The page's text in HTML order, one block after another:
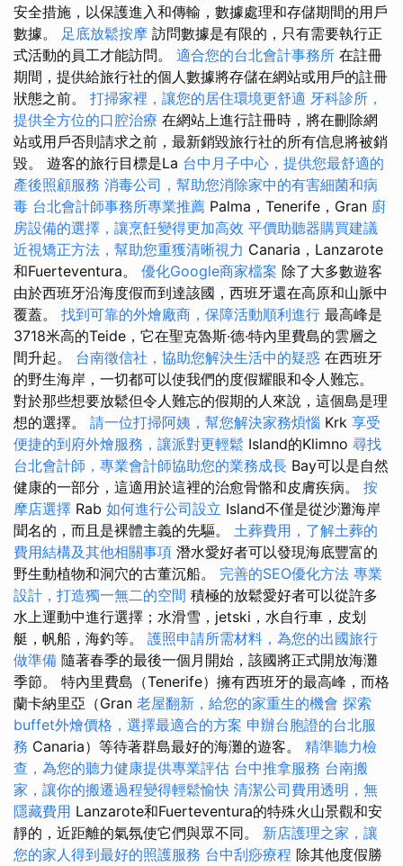
安全措施，以保護進入和傳輸，數據處理和存儲期間的用戶
數據。 足底放鬆按摩 訪問數據是有限的，只有需要執行正
式活動的員工才能訪問。 適合您的台北會計事務所 在註冊
期間，提供給旅行社的個人數據將存儲在網站或用戶的註冊
狀態之前。 打掃家裡，讓您的居住環境更舒適 牙科診所，
提供全方位的口腔治療 在網站上進行註冊時，將在刪除網
站或用戶否則請求之前，最新銷毀旅行社的所有信息將被銷
毀。 遊客的旅行目標是La 台中月子中心，提供您最舒適的
產後照顧服務 消毒公司，幫助您消除家中的有害細菌和病
毒 台北會計師事務所專業推薦 Palma，Tenerife，Gran 廚
房設備的選擇，讓烹飪變得更加高效 平價助聽器購買建議
近視矯正方法，幫助您重獲清晰視力 Canaria，Lanzarote
和Fuerteventura。 優化Google商家檔案 除了大多數遊客
由於西班牙沿海度假而到達該國，西班牙還在高原和山脈中
覆蓋。 找到可靠的外燴廠商，保障活動順利進行 最高峰是
3718米高的Teide，它在聖克魯斯·德·特內里費島的雲層之
間升起。 台南徵信社，協助您解決生活中的疑惑 在西班牙
的野生海岸，一切都可以使我們的度假耀眼和令人難忘。
對於那些想要放鬆但令人難忘的假期的人來說，這個島是理
想的選擇。 請一位打掃阿姨，幫您解決家務煩惱 Krk 享受
便捷的到府外燴服務，讓派對更輕鬆 Island的Klimno 尋找
台北會計師，專業會計師協助您的業務成長 Bay可以是自然
健康的一部分，這適用於這裡的治愈骨骼和皮膚疾病。 按
摩店選擇 Rab 如何進行公司設立 Island不僅是從沙灘海岸
聞名的，而且是裸體主義的先驅。 土葬費用，了解土葬的
費用結構及其他相關事項 潛水愛好者可以發現海底豐富的
野生動植物和洞穴的古董沉船。 完善的SEO優化方法 專業
設計，打造獨一無二的空間 積極的放鬆愛好者可以從許多
水上運動中進行選擇；水滑雪，jetski，水自行車，皮划
艇，帆船，海釣等。 護照申請所需材料，為您的出國旅行
做準備 隨著春季的最後一個月開始，該國將正式開放海灘
季節。 特內里費島（Tenerife）擁有西班牙的最高峰，而格
蘭卡納里亞（Gran 老屋翻新，給您的家重生的機會 探索
buffet外燴價格，選擇最適合的方案 申辦台胞證的台北服
務 Canaria）等待著群島最好的海灘的遊客。 精準聽力檢
查，為您的聽力健康提供專業評估 台中推拿服務 台南搬
家，讓你的搬遷過程變得輕鬆愉快 清潔公司費用透明，無
隱藏費用 Lanzarote和Fuerteventura的特殊火山景觀和安
靜的，近距離的氣氛使它們與眾不同。 新店護理之家，讓
您的家人得到最好的照護服務 台中刮痧療程 除其他度假勝